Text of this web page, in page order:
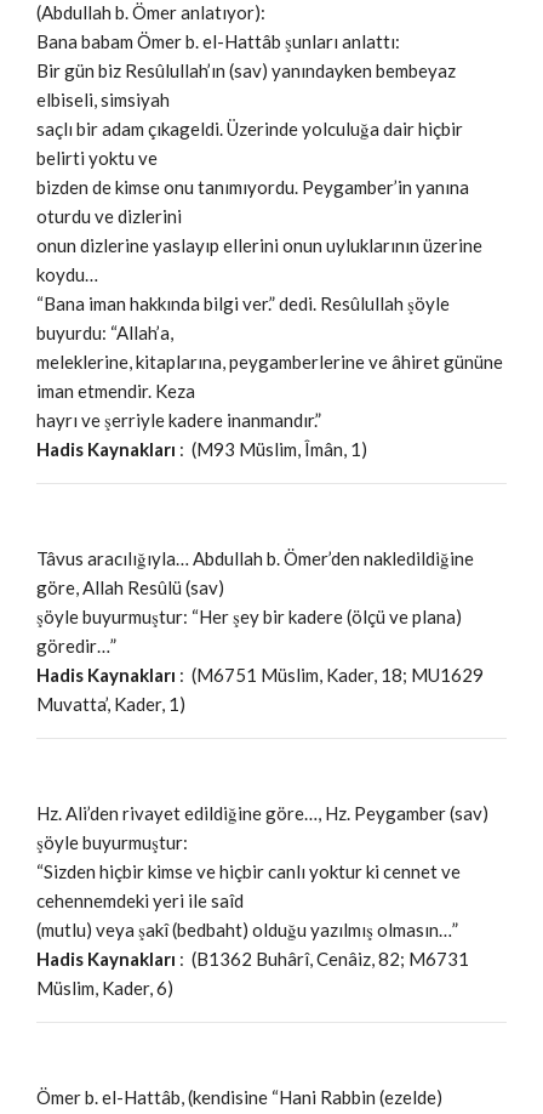
(Abdullah b. Ömer anlatıyor):
Bana babam Ömer b. el-Hattâb şunları anlattı:
Bir gün biz Resûlullah’ın (sav) yanındayken bembeyaz
elbiseli, simsiyah
saçlı bir adam çıkageldi. Üzerinde yolculuğa dair hiçbir
belirti yoktu ve
bizden de kimse onu tanımıyordu. Peygamber’in yanına
oturdu ve dizlerini
onun dizlerine yaslayıp ellerini onun uyluklarının üzerine
koydu…
“Bana iman hakkında bilgi ver.” dedi. Resûlullah şöyle
buyurdu: “Allah’a,
meleklerine, kitaplarına, peygamberlerine ve âhiret gününe
iman etmendir. Keza
hayrı ve şerriyle kadere inanmandır.”
Hadis Kaynakları : (M93 Müslim, Îmân, 1)
Tâvus aracılığıyla… Abdullah b. Ömer’den nakledildiğine
göre, Allah Resûlü (sav)
şöyle buyurmuştur: “Her şey bir kadere (ölçü ve plana)
göredir…”
Hadis Kaynakları : (M6751 Müslim, Kader, 18; MU1629
Muvatta’, Kader, 1)
Hz. Ali’den rivayet edildiğine göre…, Hz. Peygamber (sav)
şöyle buyurmuştur:
“Sizden hiçbir kimse ve hiçbir canlı yoktur ki cennet ve
cehennemdeki yeri ile saîd
(mutlu) veya şakî (bedbaht) olduğu yazılmış olmasın…”
Hadis Kaynakları : (B1362 Buhârî, Cenâiz, 82; M6731
Müslim, Kader, 6)
Ömer b. el-Hattâb, (kendisine “Hani Rabbin (ezelde)